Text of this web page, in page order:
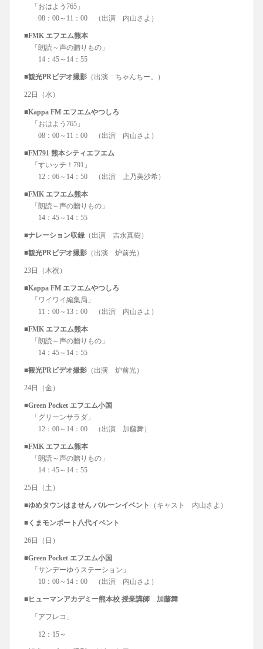
「おはよう765」
08：00～11：00 （出演 内山さよ）
■FMK エフエム熊本
「朗読～声の贈りもの」
14：45～14：55
■観光PRビデオ撮影 （出演 ちゃんちー。）
22日（水）
■Kappa FM エフエムやつしろ
「おはよう765」
08：00～11：00 （出演 内山さよ）
■FM791 熊本シティエフエム
「すいッチ！791」
12：06～14：50 （出演 上乃美沙希）
■FMK エフエム熊本
「朗読～声の贈りもの」
14：45～14：55
■ナレーション収録 （出演 吉永真樹）
■観光PRビデオ撮影 （出演 炉前光）
23日（木祝）
■Kappa FM エフエムやつしろ
「ワイワイ編集局」
11：00～13：00 （出演 内山さよ）
■FMK エフエム熊本
「朗読～声の贈りもの」
14：45～14：55
■観光PRビデオ撮影 （出演 炉前光）
24日（金）
■Green Pocket エフエム小国
「グリーンサラダ」
12：00～14：00 （出演 加藤舞）
■FMK エフエム熊本
「朗読～声の贈りもの」
14：45～14：55
25日（土）
■ゆめタウンはません バルーンイベント （キャスト 内山さよ）
■くまモンポート八代イベント
26日（日）
■Green Pocket エフエム小国
「サンデーゆうステーション」
10：00～14：00 （出演 内山さよ）
■ヒューマンアカデミー熊本校 授業講師 加藤舞
「アフレコ」
12：15～